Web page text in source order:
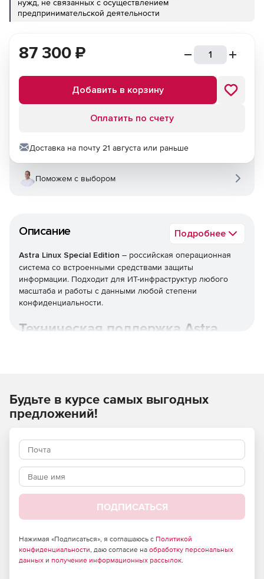
нужд, не связанных с осуществлением
предпринимательской деятельности
Описание Подробнее
Astra Linux Special Edition – российская операционная
система со встроенными средствами защиты
информации. Подходит для ИТ-инфраструктур любого
масштаба и работы с данными любой степени
конфиденциальности.
Техническая поддержка Astra
Astra Linux Special Edition основана на новой пакетной
базе Debian 10, имеет полную поддержку контейнерной
изоляции и защиты контейнеров и использует
расширенный репозиторий с более 20 000 пакетами для
87 300 ₽
Добавить в корзину
Оплатить по счету
Доставка на почту 21 августа или раньше
Поможем с выбором
Будьте в курсе самых выгодных
предложений!
ПОДПИСАТЬСЯ
Нажимая «Подписаться», я соглашаюсь с Политикой
конфиденциальности, даю согласие на обработку персональных
данных и получение информационных рассылок.